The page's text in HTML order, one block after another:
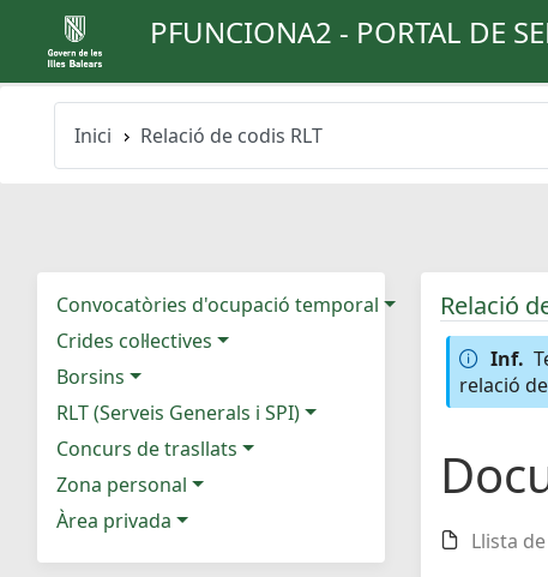
PFUNCIONA2 - PORTAL DE
Inici Relació de codis RLT
Convocatòries d'ocupació temporal
Crides col·lectives
Borsins
RLT (Serveis Generals i SPI)
Concurs de trasllats
Zona personal
Àrea privada
Relació
Inf.
relació
Llista